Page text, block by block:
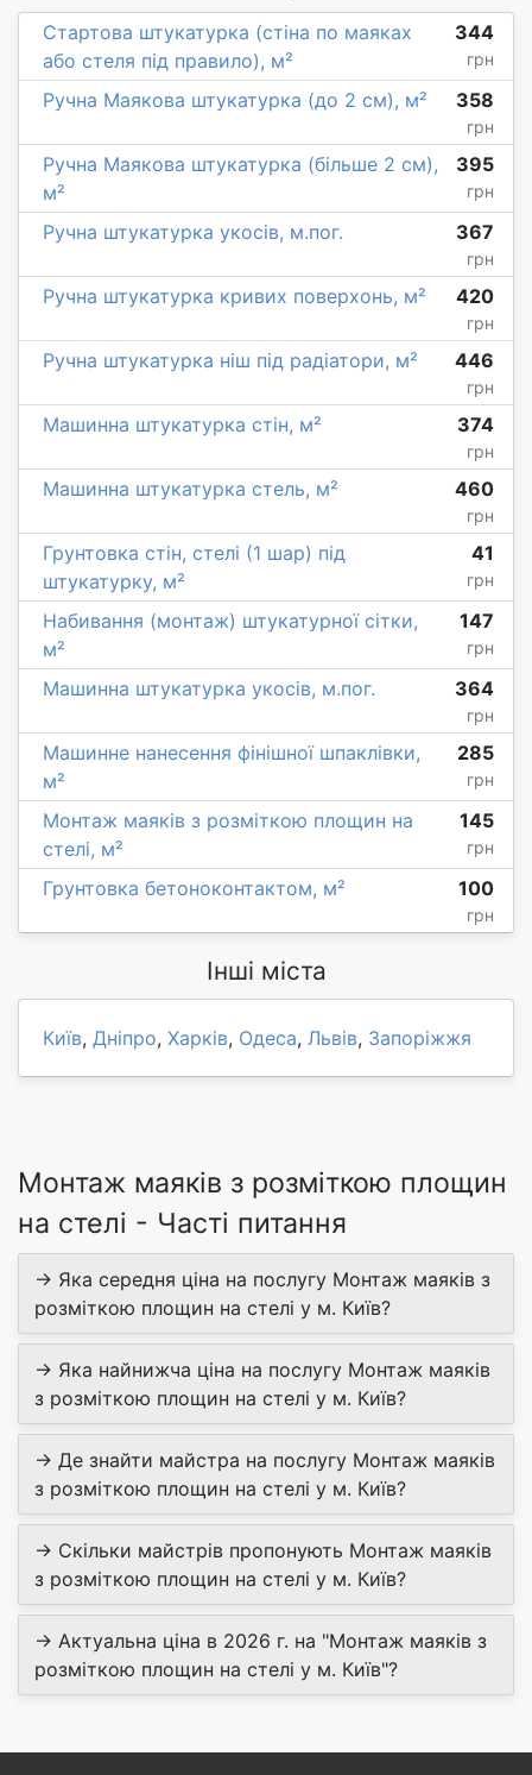
Стартова штукатурка (стіна по маяках
або стеля під правило), м²
344
грн
Ручна Маякова штукатурка (до 2 см), м² 358
грн
Ручна Маякова штукатурка (більше 2 см),
м²
395
грн
Ручна штукатурка укосів, м.пог. 367
грн
Ручна штукатурка кривих поверхонь, м² 420
грн
Ручна штукатурка ніш під радіатори, м² 446
грн
Машинна штукатурка стін, м² 374
грн
Машинна штукатурка стель, м² 460
грн
Грунтовка стін, стелі (1 шар) під
штукатурку, м²
41
грн
Набивання (монтаж) штукатурної сітки,
м²
147
грн
Машинна штукатурка укосів, м.пог. 364
грн
Машинне нанесення фінішної шпаклівки,
м²
285
грн
Монтаж маяків з розміткою площин на
стелі, м²
145
грн
Грунтовка бетоноконтактом, м² 100
грн
Інші міста
Київ, Дніпро, Харків, Одеса, Львів, Запоріжжя
Монтаж маяків з розміткою площин
на стелі - Часті питання
→ Яка середня ціна на послугу Монтаж маяків з
розміткою площин на стелі у м. Київ?
→ Яка найнижча ціна на послугу Монтаж маяків
з розміткою площин на стелі у м. Київ?
→ Де знайти майстра на послугу Монтаж маяків
з розміткою площин на стелі у м. Київ?
→ Скільки майстрів пропонують Монтаж маяків
з розміткою площин на стелі у м. Київ?
→ Актуальна ціна в 2026 г. на "Монтаж маяків з
розміткою площин на стелі у м. Київ"?